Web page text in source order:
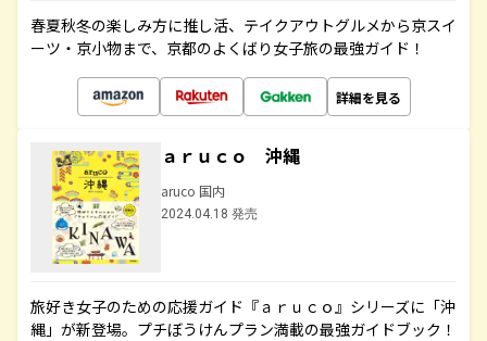
春夏秋冬の楽しみ方に推し活、テイクアウトグルメから京スイ
ーツ・京小物まで、京都のよくばり女子旅の最強ガイド！
詳細を見る
ａｒｕｃｏ 沖縄
aruco 国内
2024.04.18 発売
旅好き女子のための応援ガイド『ａｒｕｃｏ』シリーズに「沖
縄」が新登場。プチぼうけんプラン満載の最強ガイドブック！